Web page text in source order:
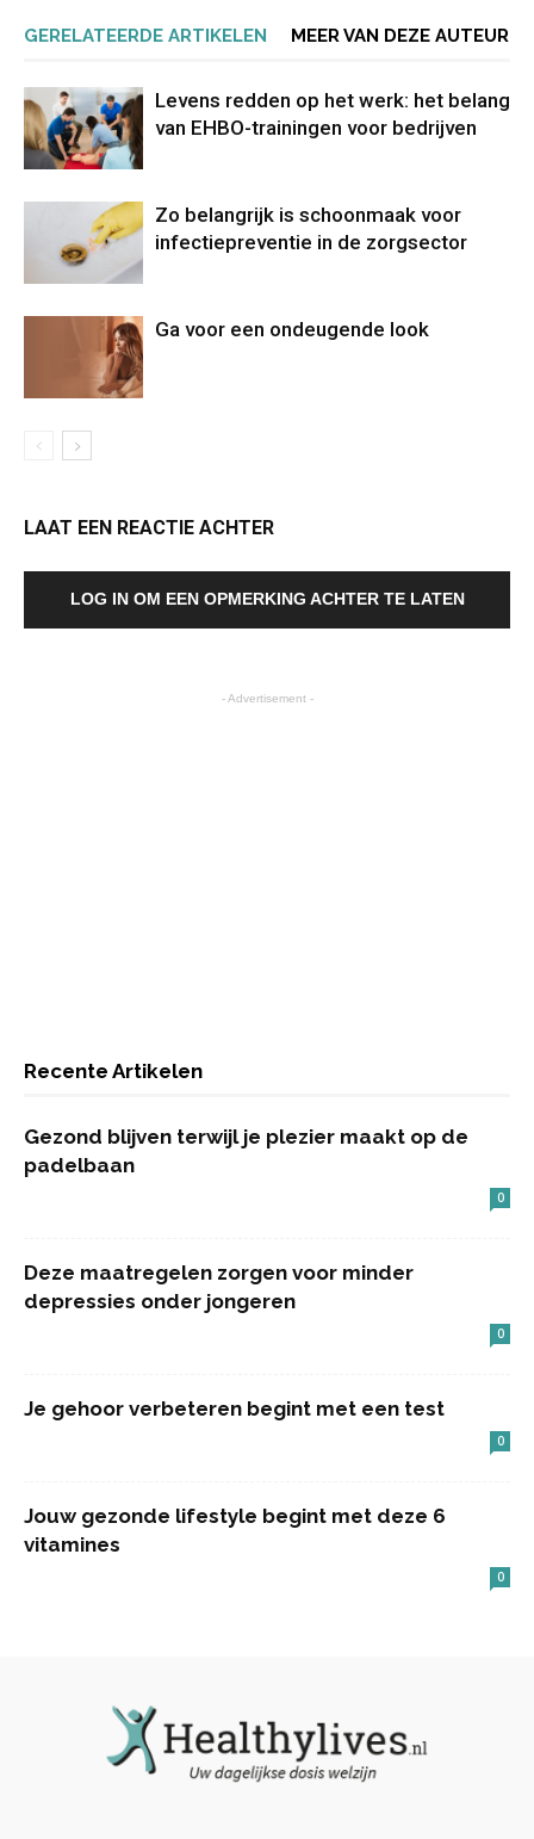
GERELATEERDE ARTIKELEN MEER VAN DEZE AUTEUR
Levens redden op het werk: het belang
van EHBO-trainingen voor bedrijven
Zo belangrijk is schoonmaak voor
infectiepreventie in de zorgsector
Ga voor een ondeugende look
LAAT EEN REACTIE ACHTER
LOG IN OM EEN OPMERKING ACHTER TE LATEN
- Advertisement -
Recente Artikelen
Gezond blijven terwijl je plezier maakt op de
padelbaan
0
Deze maatregelen zorgen voor minder
depressies onder jongeren
0
Je gehoor verbeteren begint met een test
0
Jouw gezonde lifestyle begint met deze 6
vitamines
0